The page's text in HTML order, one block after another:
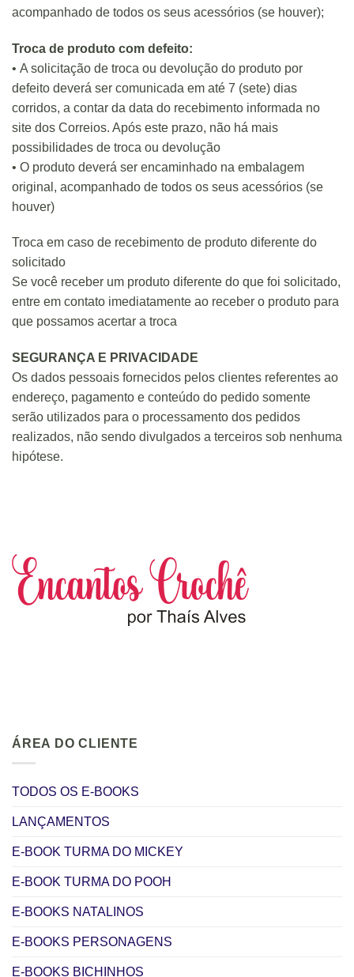
acompanhado de todos os seus acessórios (se houver);
Troca de produto com defeito:
• A solicitação de troca ou devolução do produto por
defeito deverá ser comunicada em até 7 (sete) dias
corridos, a contar da data do recebimento informada no
site dos Correios. Após este prazo, não há mais
possibilidades de troca ou devolução
• O produto deverá ser encaminhado na embalagem
original, acompanhado de todos os seus acessórios (se
houver)
Troca em caso de recebimento de produto diferente do
solicitado
Se você receber um produto diferente do que foi solicitado,
entre em contato imediatamente ao receber o produto para
que possamos acertar a troca
SEGURANÇA E PRIVACIDADE
Os dados pessoais fornecidos pelos clientes referentes ao
endereço, pagamento e conteúdo do pedido somente
serão utilizados para o processamento dos pedidos
realizados, não sendo divulgados a terceiros sob nenhuma
hipótese.
ÁREA DO CLIENTE
TODOS OS E-BOOKS
LANÇAMENTOS
E-BOOK TURMA DO MICKEY
E-BOOK TURMA DO POOH
E-BOOKS NATALINOS
E-BOOKS PERSONAGENS
E-BOOKS BICHINHOS